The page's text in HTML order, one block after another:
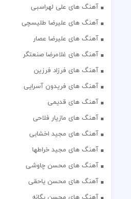
آهنگ های علی لهراسبی
آهنگ های علیرضا طلیسچی
آهنگ های علیرضا عصار
آهنگ های غلامرضا صنعتگر
آهنگ های فرزاد فرزین
آهنگ های فریدون آسرایی
آهنگ های قدیمی
آهنگ های مازیار فلاحی
آهنگ های مجید اخشابی
آهنگ های مجید خراطها
آهنگ های محسن چاوشی
آهنگ های محسن یاحقی